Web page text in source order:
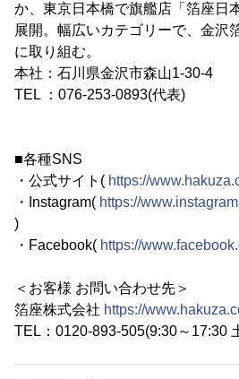
か、東京日本橋で旗艦店「箔座日
展開。幅広いカテゴリーで、金沢
に取り組む。
本社：石川県金沢市森山1-30-4
TEL ：076-253-0893(代表)
■各種SNS
・公式サイト( https://
・Instagram( https://
)
・Facebook( https://
＜お客様 お問い合わせ先＞
箔座株式会社 https://
TEL：0120-893-505(9:30～17:30